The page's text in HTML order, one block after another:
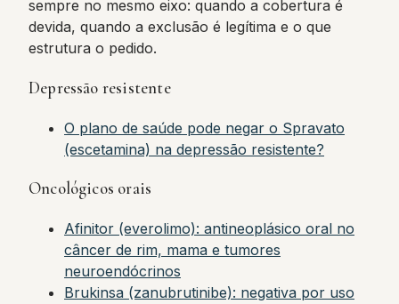
sempre no mesmo eixo: quando a cobertura é
devida, quando a exclusão é legítima e o que
estrutura o pedido.
Depressão resistente
O plano de saúde pode negar o Spravato
(escetamina) na depressão resistente?
Oncológicos orais
Afinitor (everolimo): antineoplásico oral no
câncer de rim, mama e tumores
neuroendócrinos
Brukinsa (zanubrutinibe): negativa por uso